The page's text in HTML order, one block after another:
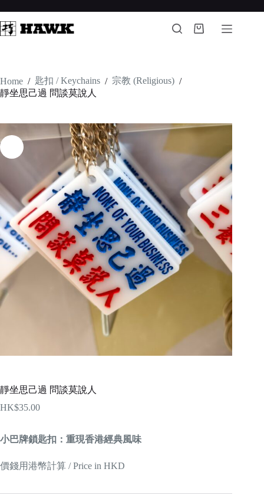
to
content
Shopping
Home / 匙扣 / Keychains / 宗教 (Religious) /
靜坐思己過 問談莫說人
靜坐思己過 問談莫說人
HK$35.00
小巴牌鎖匙扣：重現香港經典風味
價錢用港幣計算 / Price in HKD